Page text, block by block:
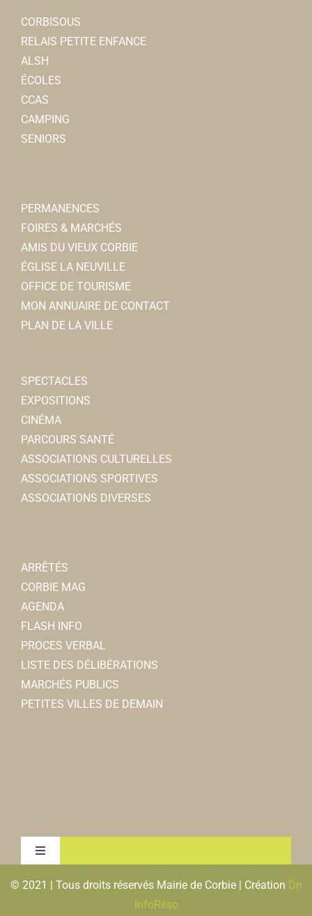
CORBISOUS
RELAIS PETITE ENFANCE
ALSH
ÉCOLES
CCAS
CAMPING
SENIORS
PERMANENCES
FOIRES & MARCHÉS
AMIS DU VIEUX CORBIE
ÉGLISE LA NEUVILLE
OFFICE DE TOURISME
MON ANNUAIRE DE CONTACT
PLAN DE LA VILLE
SPECTACLES
EXPOSITIONS
CINÉMA
PARCOURS SANTÉ
ASSOCIATIONS CULTURELLES
ASSOCIATIONS SPORTIVES
ASSOCIATIONS DIVERSES
ARRÊTÉS
CORBIE MAG
AGENDA
FLASH INFO
PROCES VERBAL
LISTE DES DÉLIBÉRATIONS
MARCHÉS PUBLICS
PETITES VILLES DE DEMAIN
Toggle
MENTIONS LEGALES & RGPD
© 2021 | Tous droits réservés Mairie de Corbie | Création Dn
InfoRéso